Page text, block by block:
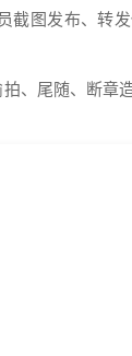
截图发布、转
、尾随、断章